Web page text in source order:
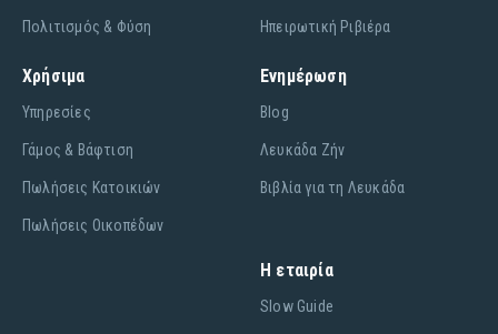
Πολιτισμός & Φύση Ηπειρωτική Ριβιέρα
Χρήσιμα
Υπηρεσίες
Γάμος & Βάφτιση
Πωλήσεις Κατοικιών
Πωλήσεις Οικοπέδων
Ενημέρωση
Blog
Λευκάδα Ζήν
Βιβλία για τη Λευκάδα
Η εταιρία
Slow Guide